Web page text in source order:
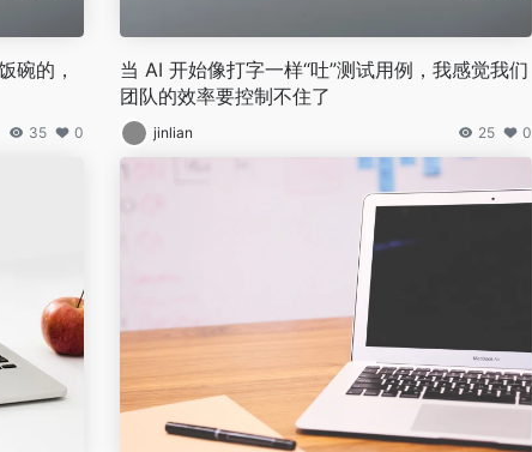
碗的，
35 0
当 AI 开始像打字一样“吐”测试用例，我感觉我们
团队的效率要控制不住了
jinlian 25 0